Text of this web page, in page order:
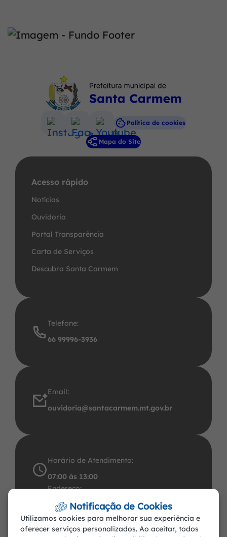
Acessar
Rede
Social
Instagram
Acessar
Rede
Social
Acessar
a
Rede
Política de cookies
Mapa do Site
Acesso rápido
Notícias
Ouvidoria
Portal Transparência
Carta de Serviços
Descubra Santa Carmem
Telefone:
66 99996-3936
Email:
ouvidoria@santacarmem.mt.gov.br
Horário de Atendimento:
07:00 às 13:00
Endereço:
Avenida Santos Dumont, 491 Centro CEP:
78.545-000. CNPJ: 37.465.283/0001-57
Santa Carmem-MT
Notificação de Cookies
Utilizamos cookies para melhorar sua experiência e
oferecer serviços personalizados. Ao aceitar, todos